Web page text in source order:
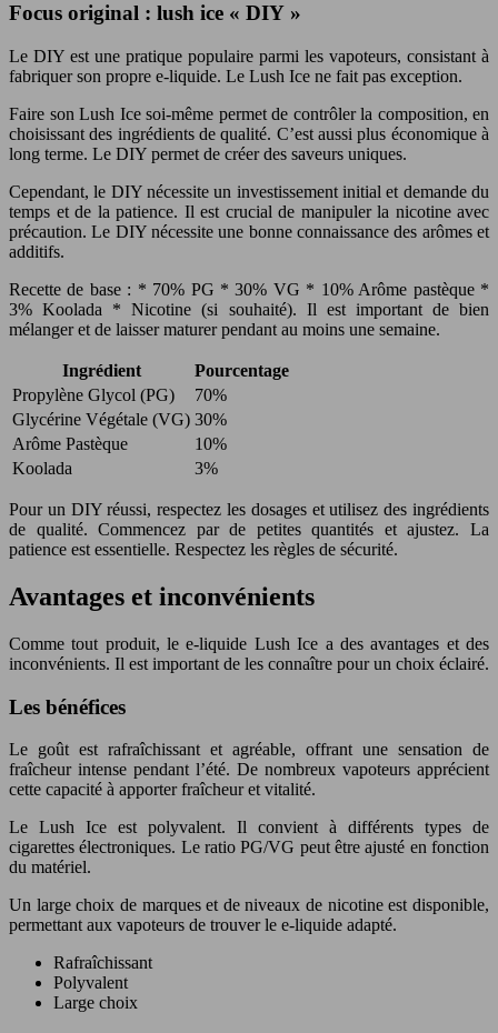
Focus original : lush ice « DIY »
Le DIY est une pratique populaire parmi les vapoteurs, consistant à
fabriquer son propre e-liquide. Le Lush Ice ne fait pas exception.
Faire son Lush Ice soi-même permet de contrôler la composition, en
choisissant des ingrédients de qualité. C’est aussi plus économique à
long terme. Le DIY permet de créer des saveurs uniques.
Cependant, le DIY nécessite un investissement initial et demande du
temps et de la patience. Il est crucial de manipuler la nicotine avec
précaution. Le DIY nécessite une bonne connaissance des arômes et
additifs.
Recette de base : * 70% PG * 30% VG * 10% Arôme pastèque *
3% Koolada * Nicotine (si souhaité). Il est important de bien
mélanger et de laisser maturer pendant au moins une semaine.
Ingrédient
Pourcentage
Propylène Glycol (PG)
70%
Glycérine Végétale (VG) 30%
Arôme Pastèque
10%
Koolada
3%
Pour un DIY réussi, respectez les dosages et utilisez des ingrédients
de qualité. Commencez par de petites quantités et ajustez. La
patience est essentielle. Respectez les règles de sécurité.
Avantages et inconvénients
Comme tout produit, le e-liquide Lush Ice a des avantages et des
inconvénients. Il est important de les connaître pour un choix éclairé.
Les bénéfices
Le goût est rafraîchissant et agréable, offrant une sensation de
fraîcheur intense pendant l’été. De nombreux vapoteurs apprécient
cette capacité à apporter fraîcheur et vitalité.
Le Lush Ice est polyvalent. Il convient à différents types de
cigarettes électroniques. Le ratio PG/VG peut être ajusté en fonction
du matériel.
Un large choix de marques et de niveaux de nicotine est disponible,
permettant aux vapoteurs de trouver le e-liquide adapté.
Rafraîchissant
Polyvalent
Large choix